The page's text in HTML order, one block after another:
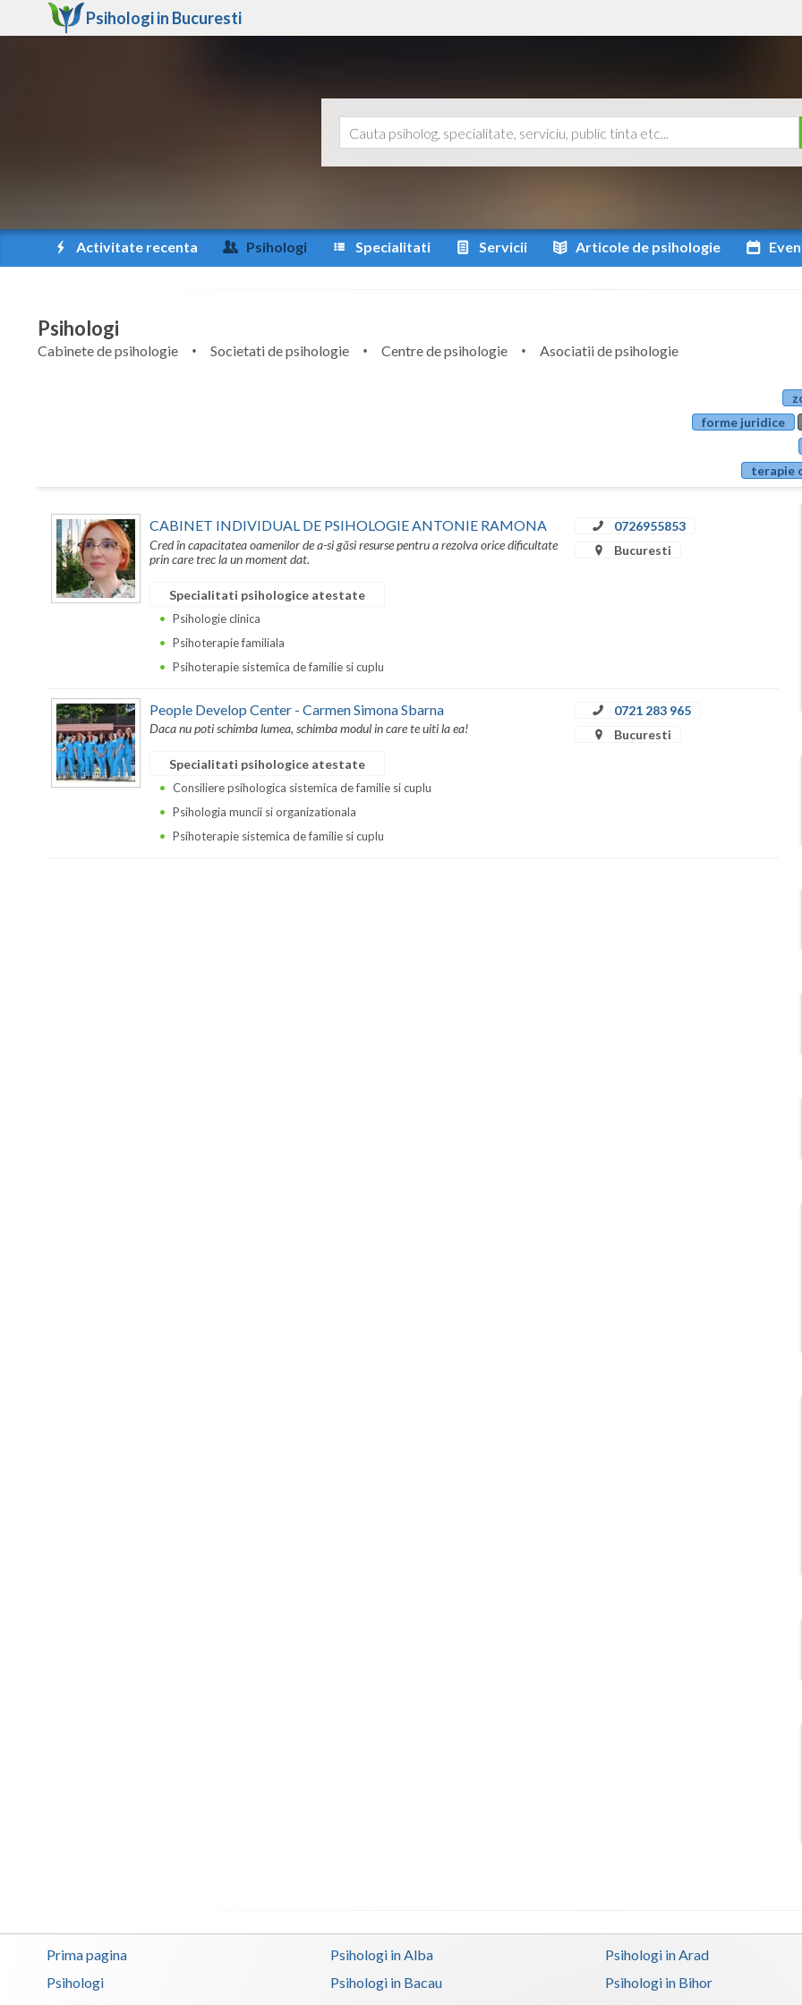
Psihologi in Bucuresti
Activitate recenta Psihologi Specialitati Servicii Articole de psihologie
Psihologi
Cabinete de psihologie Societati de psihologie Centre de psihologie
Asociatii de psihologie
forme juridice
terapie
CABINET INDIVIDUAL DE PSIHOLOGIE ANTONIE RAMONA
Cred în capacitatea oamenilor de a-si găsi resurse pentru a rezolva orice dificultate
prin care trec la un moment dat.
0726955853
Bucuresti
Specialitati psihologice atestate
Psihologie clinica
Psihoterapie familiala
Psihoterapie sistemica de familie si cuplu
People Develop Center - Carmen Simona Sbarna
Daca nu poti schimba lumea, schimba modul in care te uiti la ea!
0721 283 965
Bucuresti
Specialitati psihologice atestate
Consiliere psihologica sistemica de familie si cuplu
Psihologia muncii si organizationala
Psihoterapie sistemica de familie si cuplu
Prima pagina
Psihologi
Psihologi in Alba Psihologi in Arad
Psihologi in Bacau
Psihologi in Bihor